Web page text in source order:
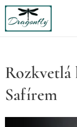
Rozkvetlá
Safírem